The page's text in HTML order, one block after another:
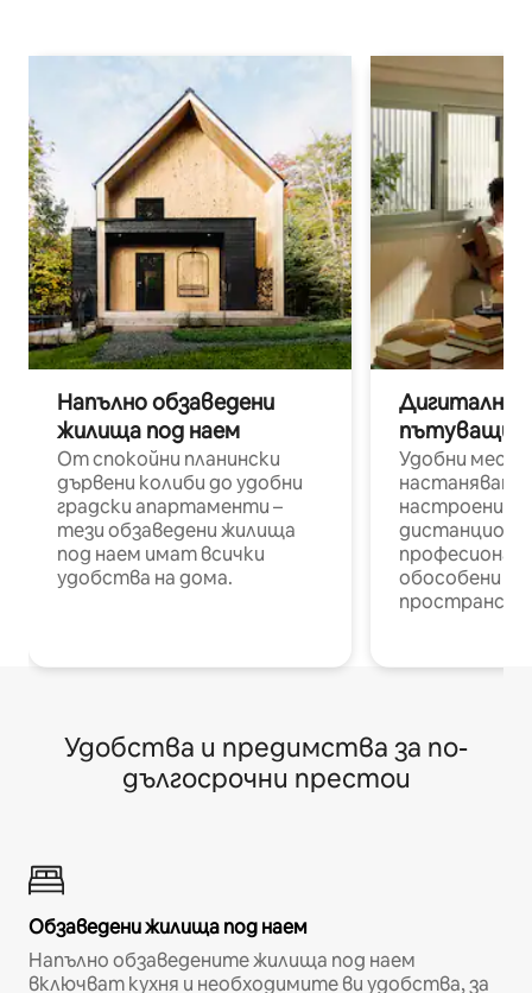
Напълно обзаведени
жилища под наем
От спокойни планински
дървени колиби до удобни
градски апартаменти –
тези обзаведени жилища
под наем имат всички
удобства на дома.
Дигитални
пътуващи
Удобни
настаняване
настроени и
обособени
Удобства и предимства за по-
дългосрочни престои
Обзаведени жилища под наем
Напълно обзаведените жилища под наем
включват кухня и необходимите ви удобства, за